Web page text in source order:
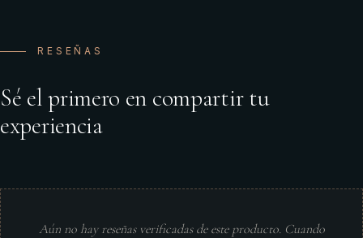
RESEÑAS
Sé el primero en compartir tu
experiencia
Aún no hay reseñas verificadas de este producto. Cuando